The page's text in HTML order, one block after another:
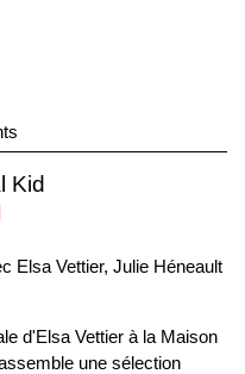
Kid
Elsa Vettier, Julie Héneault
d'Elsa Vettier à la Maison
une sélection